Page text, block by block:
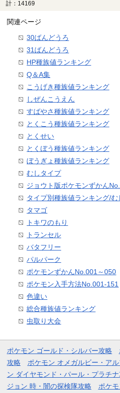
計：14169
関連ページ
30ばんどうろ
31ばんどうろ
HP種族値ランキング
Q＆A集
こうげき種族値ランキング
しぜんこうえん
すばやさ種族値ランキング
とくこう種族値ランキング
とくせい
とくぼう種族値ランキング
ぼうぎょ種族値ランキング
むしタイプ
ジョウト版ポケモンずかん
タイプ別種族値ランキング/む
タマゴ
トキワのもり
トランセル
バタフリー
パルパーク
ポケモンずかんNo.001～050
ポケモン入手方法No.001-151
色違い
総合種族値ランキング
虫取り大会
ポケモン ゴールド・シルバー攻略
攻略
ポケモン オメガルビー・ア
ン ダイヤモンド・パール・プラチ
ジョン 時・闇の探検隊攻略
ポケ